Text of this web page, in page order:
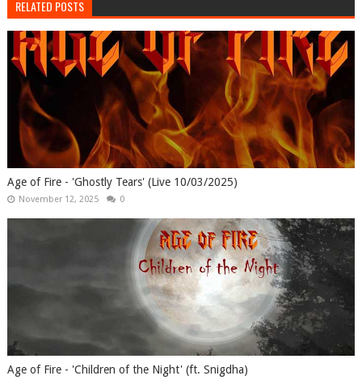
RELATED POSTS
Age of Fire - 'Ghostly Tears' (Live 10/03/2025)
November 12, 2025 0
Age of Fire - 'Children of the Night' (ft. Snigdha)